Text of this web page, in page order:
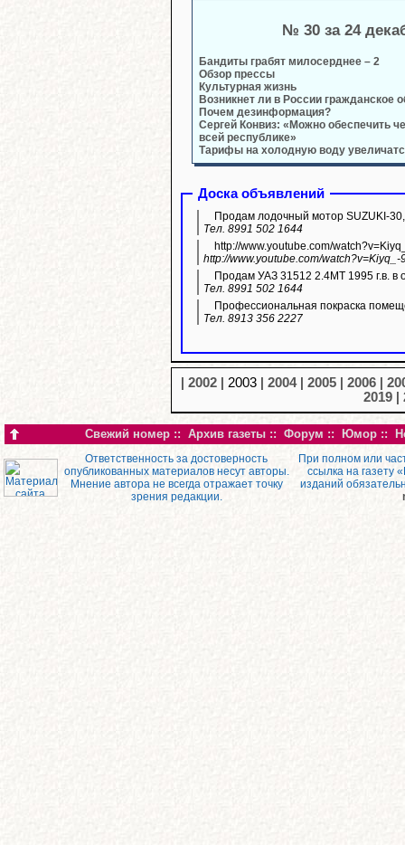
№ 30 за 24
Бандиты грабят милосерднее – 2
Обзор прессы
Культурная жизнь
Возникнет ли в России гражданское
Почем дезинформация?
Сергей Конвиз: «Можно обеспечить
всей республике»
Тарифы на холодную воду
Доска объявлений
Продам лодочный мотор SUZUKI-
Тел. 8991 502 1644
http://www.youtube.com/
http://www.youtube.com/watch?v=Kiyq_-
Продам УАЗ 31512 2.4МТ 1995 г.в. в
Тел. 8991 502 1644
Профессиональная покраска
Тел. 8913 356 2227
|2002 | 2003 |2004|2005 |2006 |
2019
Свежий номер :: Архив газеты :: Форум :: Юмор ::
Ответственность за достоверность
опубликованных материалов несут авторы.
Мнение автора не всегда отражает точку
зрения редакции.
При полном или
ссылка на газету
изданий